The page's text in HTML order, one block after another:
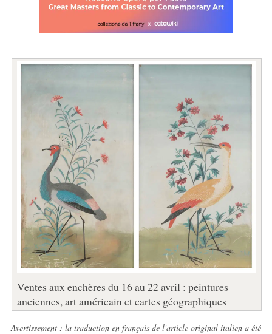
Ventes aux enchères du 16 au 22 avril : peintures
anciennes, art américain et cartes géographiques
Avertissement : la traduction en français de l'article original italien a été